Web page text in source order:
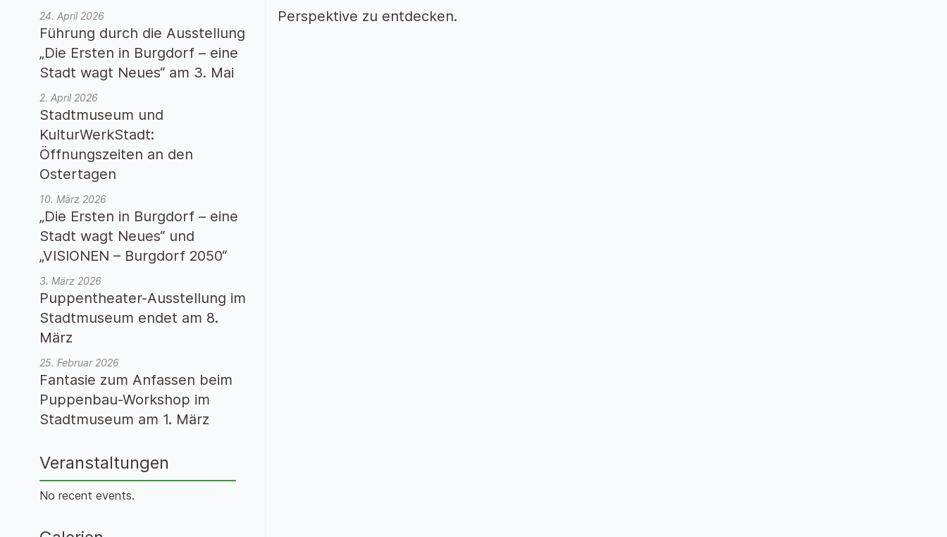
Perspektive zu entdecken.
24. April 2026
Führung durch die Ausstellung
„Die Ersten in Burgdorf – eine
Stadt wagt Neues“ am 3. Mai
2. April 2026
Stadtmuseum und
KulturWerkStadt:
Öffnungszeiten an den
Ostertagen
10. März 2026
„Die Ersten in Burgdorf – eine
Stadt wagt Neues“ und
„VISIONEN – Burgdorf 2050“
3. März 2026
Puppentheater-Ausstellung im
Stadtmuseum endet am 8.
März
25. Februar 2026
Fantasie zum Anfassen beim
Puppenbau-Workshop im
Stadtmuseum am 1. März
Veranstaltungen
No recent events.